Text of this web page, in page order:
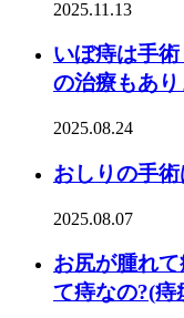
2025.11.13
いぼ痔は手
の治療もあ
2025.08.24
おしりの手
2025.08.07
お尻が腫れ
て痔なの?(痔